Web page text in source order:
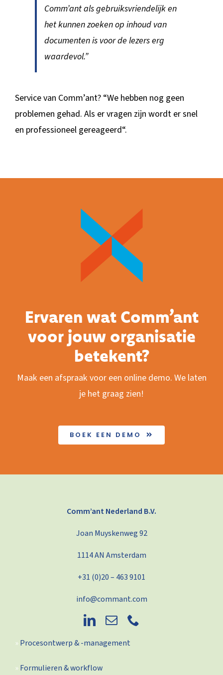
Comm’ant als gebruiksvriendelijk en
het kunnen zoeken op inhoud van
documenten is voor de lezers erg
waardevol.”
Service van Comm’ant? “We hebben nog geen
problemen gehad. Als er vragen zijn wordt er snel
en professioneel gereageerd“.
Ervaren wat Comm’ant
voor jouw organisatie
betekent?
Maak een afspraak voor een online demo. We laten
je het graag zien!
BOEK EEN DEMO
Comm’ant Nederland B.V.
Joan Muyskenweg 92
1114 AN Amsterdam
+31 (0)20 – 463 9101
info@commant.com
Procesontwerp & -management
Formulieren & workflow